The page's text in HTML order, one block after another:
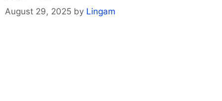
August 29, 2025 by Lingam